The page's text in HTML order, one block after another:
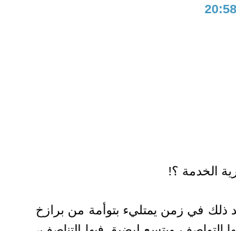
الخدمة ؟!
ذلك في زمن يمتليء بتوأمة من برازخ